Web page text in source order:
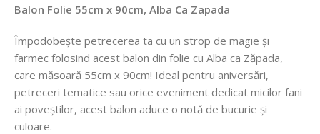
Balon Folie 55cm x 90cm, Alba Ca Zapada
Împodobește petrecerea ta cu un strop de magie și
farmec folosind acest balon din folie cu Alba ca Zăpada,
care măsoară 55cm x 90cm! Ideal pentru aniversări,
petreceri tematice sau orice eveniment dedicat micilor fani
ai poveștilor, acest balon aduce o notă de bucurie și
culoare.